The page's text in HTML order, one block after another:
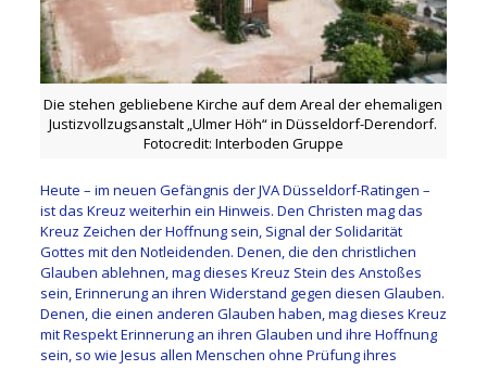
Die stehen gebliebene Kirche auf dem Areal der ehemaligen
Justizvollzugsanstalt „Ulmer Höh“ in Düsseldorf-Derendorf.
Fotocredit: Interboden Gruppe
Heute – im neuen Gefängnis der JVA Düsseldorf-Ratingen –
ist das Kreuz weiterhin ein Hinweis. Den Christen mag das
Kreuz Zeichen der Hoffnung sein, Signal der Solidarität
Gottes mit den Notleidenden. Denen, die den christlichen
Glauben ablehnen, mag dieses Kreuz Stein des Anstoßes
sein, Erinnerung an ihren Widerstand gegen diesen Glauben.
Denen, die einen anderen Glauben haben, mag dieses Kreuz
mit Respekt Erinnerung an ihren Glauben und ihre Hoffnung
sein, so wie Jesus allen Menschen ohne Prüfung ihres